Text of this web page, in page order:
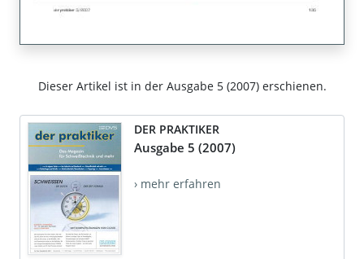
Dieser Artikel ist in der Ausgabe 5 (2007) erschienen.
DER PRAKTIKER
Ausgabe 5 (2007)
› mehr erfahren